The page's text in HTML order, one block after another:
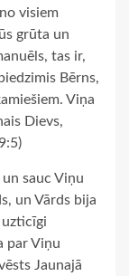
visiem
grūta un
tas ir,
Bērns,
Viņa
Dievs,
sauc Viņu
un Vārds bija
uzticīgi
par Viņu
Jaunajā